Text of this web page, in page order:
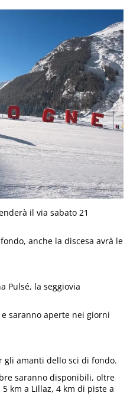
il via sabato 21
anche la discesa avrà le
Pulsé, la seggiovia
saranno aperte nei giorni
gli amanti dello sci di fondo.
saranno disponibili, oltre
km a Lillaz, 4 km di piste a